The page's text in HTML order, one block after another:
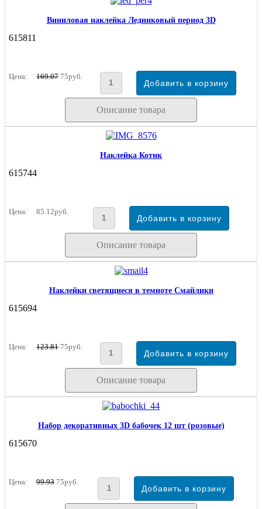
Виниловая наклейка Ледниковый период 3D
615811
Цена: 169.07 75руб.
Описание товара
Наклейка Котик
615744
Цена: 85.12руб.
Описание товара
Наклейки светящиеся в темноте Смайлики
615694
Цена: 123.81 75руб.
Описание товара
Набор декоративных 3D бабочек 12 шт (розовые)
615670
Цена: 99.93 75руб.